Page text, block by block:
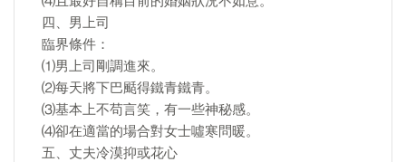
四、男上司
臨界條件：
⑴男上司剛調進來。
⑵每天將下巴颳得鐵青鐵青。
⑶基本上不苟言笑，有一些神秘感。
⑷卻在適當的場合對女士噓寒問暖。
五、丈夫冷漠抑或花心